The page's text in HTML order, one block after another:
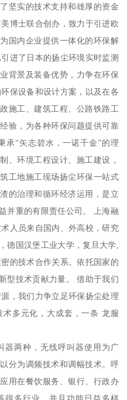
坚实的技术支持和雄厚的资金
博士联合创办，致力于引进欧
国内企业提供一体化的环保解
进了日本的扬尘环境实时监测
背景及装备优势，力争在环保
保设备和设计方案，以及在各
施工、建筑工程、公路铁路工
验，为各种环保问题提供可靠
承“矢志碧水，一诺千金”的理
、环境工程设计、施工建设，
工地施工现场扬尘环保一站式
的治理和循环经济运用，是立
并重的有限责任公司。 上海融
人员来自国内、外高校，研究
德国汉堡工业大学，复旦大学,
的技术合作关系。依托国家的
型技术贡献力量。 借助于我们
，我们力争立足环保扬尘处理
多元化，大成套，一条 龙服
器两种，无线呼叫器使用为广
分为调频技术和调幅技术。呼
用在餐饮服务、银行、行政办